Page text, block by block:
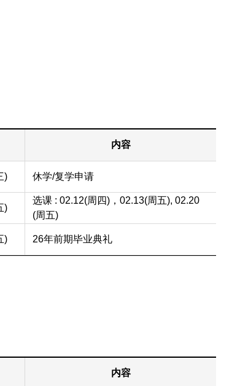
内容
) 休学/复学申请
)
选课 : 02.12(周四)，02.13(周五), 02.20
(周五)
) 26年前期毕业典礼
内容